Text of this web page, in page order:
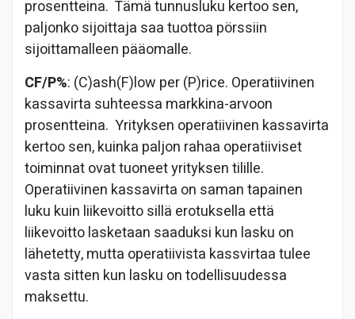
prosentteina. Tämä tunnusluku kertoo sen,
paljonko sijoittaja saa tuottoa pörssiin
sijoittamalleen pääomalle.
CF/P%: (C)ash(F)low per (P)rice. Operatiivinen
kassavirta suhteessa markkina-arvoon
prosentteina. Yrityksen operatiivinen kassavirta
kertoo sen, kuinka paljon rahaa operatiiviset
toiminnat ovat tuoneet yrityksen tilille.
Operatiivinen kassavirta on saman tapainen
luku kuin liikevoitto sillä erotuksella että
liikevoitto lasketaan saaduksi kun lasku on
lähetetty, mutta operatiivista kassvirtaa tulee
vasta sitten kun lasku on todellisuudessa
maksettu.